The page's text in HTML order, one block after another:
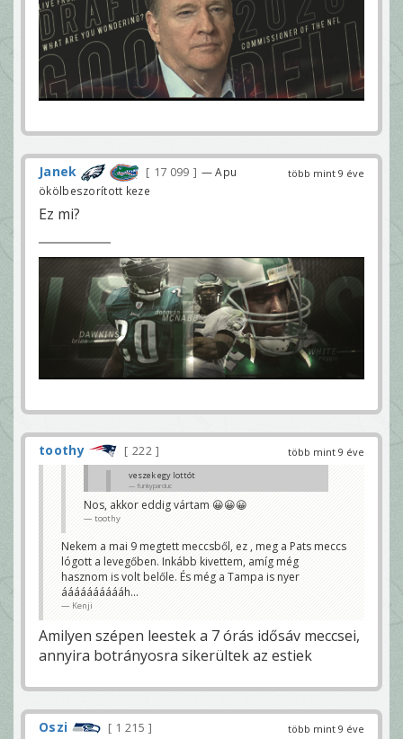
több mint 9 éve
Janek 17 099
— Apu
ökölbeszorított keze
Ez mi?
több mint 9 éve
toothy 222
veszek egy lottót
funkyparduc
Én is még várok a mix széttépésével, hehe
toothy
Nos, akkor eddig vártam 😀😀😀
toothy
Nekem a mai 9 megtett meccsből, ez , meg a Pats meccs
lógott a levegőben. Inkább kivettem, amíg még
hasznom is volt belőle. És még a Tampa is nyer
ááááááááááh...
Kenji
Amilyen szépen leestek a 7 órás idősáv meccsei,
annyira botrányosra sikerültek az estiek
több mint 9 éve
Oszi 1 215